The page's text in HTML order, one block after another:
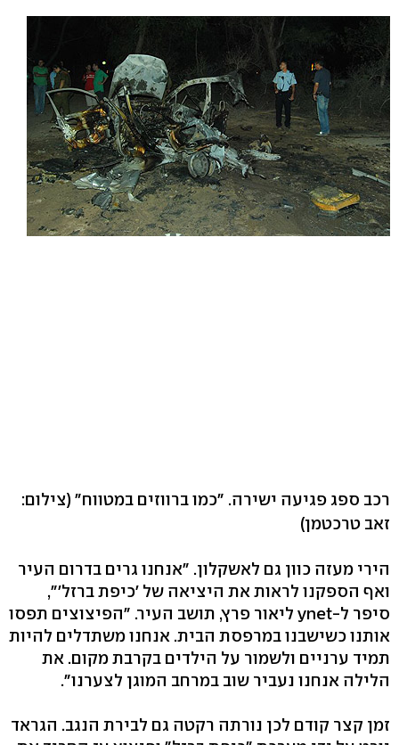
רכב ספג פגיעה ישירה. "כמו ברווזים במטווח" (צילום:
זאב טרכטמן)
הירי מעזה כוון גם לאשקלון. "אנחנו גרים בדרום העיר
ואף הספקנו לראות את היציאה של 'כיפת ברזל'",
סיפר ל-ynet ליאור פרץ, תושב העיר. "הפיצוצים תפסו
אותנו כשישבנו במרפסת הבית. אנחנו משתדלים להיות
תמיד ערניים ולשמור על הילדים בקרבת מקום. את
הלילה אנחנו נעביר שוב במרחב המוגן לצערנו".
זמן קצר קודם לכן נורתה רקטה גם לבירת הנגב. הגראד